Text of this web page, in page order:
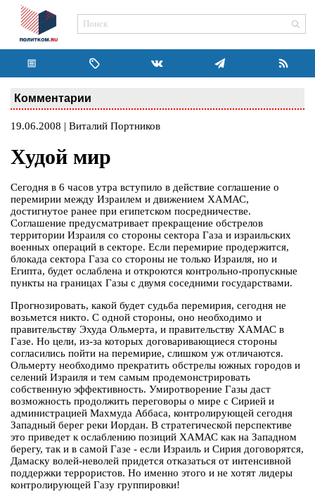
Комментарии
19.06.2008 | Виталий Портников
Худой мир
Сегодня в 6 часов утра вступило в действие соглашение о
перемирии между Израилем и движением ХАМАС,
достигнутое ранее при египетском посредничестве.
Соглашение предусматривает прекращение обстрелов
территории Израиля со стороны сектора Газа и израильских
военных операций в секторе. Если перемирие продержится,
блокада сектора Газа со стороны не только Израиля, но и
Египта, будет ослаблена и откроются контрольно-пропускные
пункты на границах Газы с двумя соседними государствами.
Прогнозировать, какой будет судьба перемирия, сегодня не
возьмется никто. С одной стороны, оно необходимо и
правительству Эхуда Ольмерта, и правительству ХАМАС в
Газе. Но цели, из-за которых договаривающиеся стороны
согласились пойти на перемирие, слишком уж отличаются.
Ольмерту необходимо прекратить обстрелы южных городов и
селений Израиля и тем самым продемонстрировать
собственную эффективность. Умиротворение Газы даст
возможность продолжить переговоры о мире с Сирией и
администрацией Махмуда Аббаса, контролирующей сегодня
Западный берег реки Иордан. В стратегической перспективе
это приведет к ослаблению позиций ХАМАС как на Западном
берегу, так и в самой Газе - если Израиль и Сирия договорятся,
Дамаску волей-неволей придется отказаться от интенсивной
поддержки террористов. Но именно этого и не хотят лидеры
контролирующей Газу группировки!